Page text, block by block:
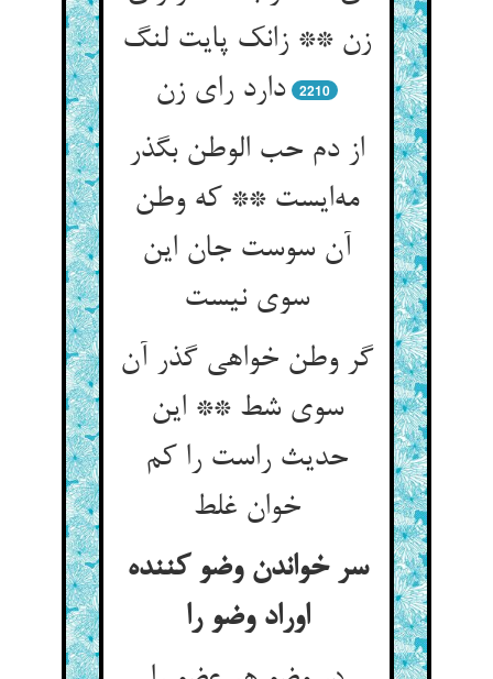
زن ** زانک پایت لنگ
دارد رای زن
2210
از دم حب الوطن بگذر
مه‌ایست ** که وطن
آن سوست جان این
سوی نیست
گر وطن خواهی گذر آن
سوی شط ** این
حدیث راست را کم
خوان غلط
سر خواندن وضو کننده
اوراد وضو را